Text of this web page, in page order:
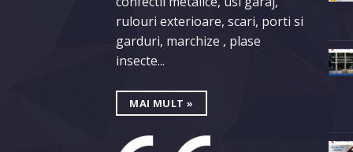
rulouri exterioare, scari, porti si
garduri, marchize , plase
insecte...
MAI MULT »